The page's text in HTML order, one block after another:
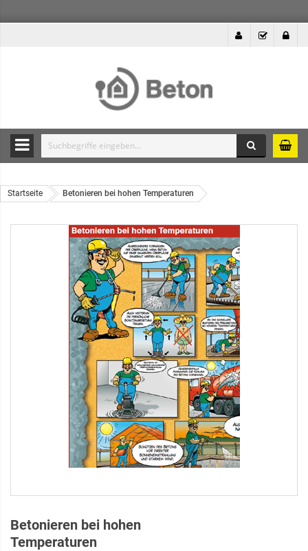
Durchsuche
Produkte
des
Startseite Betonieren bei hohen Temperaturen
Betonieren bei hohen
Temperaturen